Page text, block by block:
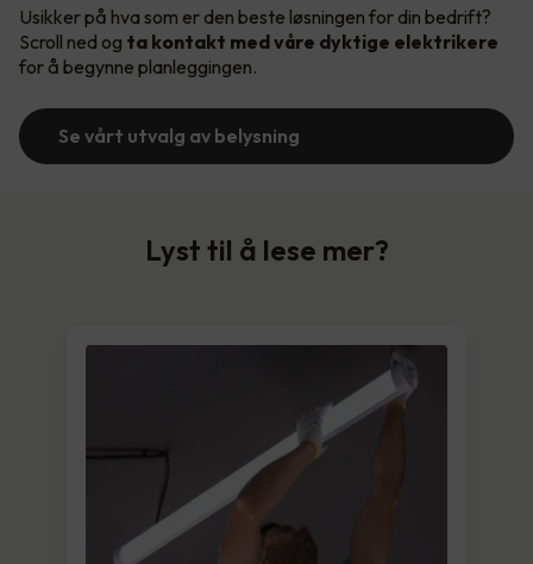
Usikker på hva som er den beste løsningen for din bedrift?
Scroll ned og ta kontakt med våre dyktige elektrikere
for å begynne planleggingen.
Se vårt utvalg av belysning
Lyst til å lese mer?